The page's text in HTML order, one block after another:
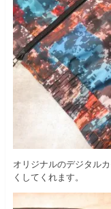
オリジナルのデジタル
くしてくれます。